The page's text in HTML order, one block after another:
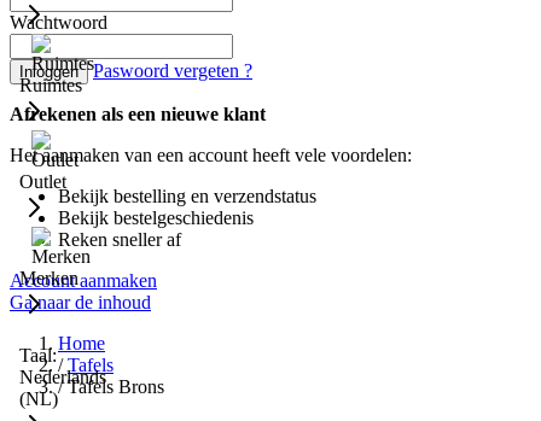
Ruimtes
Outlet
Merken
Taal:
Nederlands
(NL)
Wachtwoord
Inloggen Paswoord vergeten ?
Afrekenen als een nieuwe klant
Het aanmaken van een account heeft vele voordelen:
Bekijk bestelling en verzendstatus
Bekijk bestelgeschiedenis
Reken sneller af
Account aanmaken
Ga naar de inhoud
Home
/ Tafels
/ Tafels Brons